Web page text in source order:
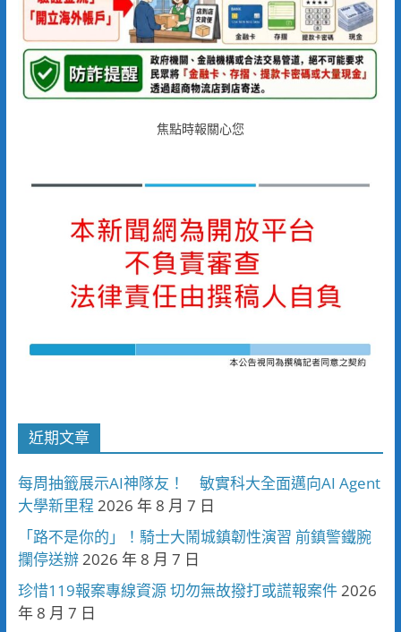
焦點時報關心您
近期文章
每周抽籤展示AI神隊友！ 敏實科大全面邁向AI Agent
大學新里程 2026 年 8 月 7 日
「路不是你的」！騎士大鬧城鎮韌性演習 前鎮警鐵腕
攔停送辦 2026 年 8 月 7 日
珍惜119報案專線資源 切勿無故撥打或謊報案件 2026
年 8 月 7 日